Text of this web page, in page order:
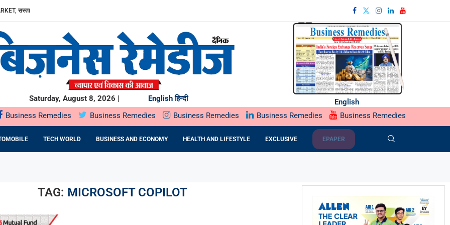
सस्ता...
AAVIN...
में उत्पादन...
BNP...
16TH BRICS TRADE MINISTERS’...
PRATIBHA AGARWAL ON...
के...
Saturday, August 8, 2026 | English हिन्दी
English
Business Remedies Business Remedies Business Remedies Business Remedies Business Remedies
TECH WORLD BUSINESS AND ECONOMY HEALTH AND LIFESTYLE EXCLUSIVE EPAPER
TAG: MICROSOFT COPILOT